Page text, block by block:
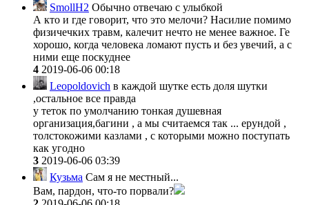
SmollH2 Обычно отвечаю с улыбкой
А кто и где говорит, что это мелочи? Насилие помимо
физичечких травм, калечит нечто не менее важное. Ге
хорошо, когда человека ломают пусть и без увечий, а с
ними еще поскуднее
4 2019-06-06 00:18
Leopoldovich в каждой шутке есть доля шутки
,остальное все правда
у теток по умолчанию тонкая душевная
организация,багини , а мы считаемся так ... ерундой ,
толстокожими казлами , с которыми можно поступать
как угодно
3 2019-06-06 03:39
Кузьма Сам я не местный...
Вам, пардон, что-то порвали?